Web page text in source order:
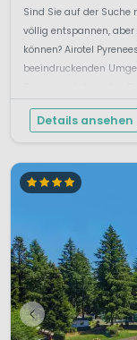
Sind Sie auf der
völlig entspannen,
können? Airotel
beeindruckenden
Details ansehen